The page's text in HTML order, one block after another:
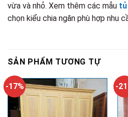
vừa và nhỏ. Xem thêm các mẫu tủ
chọn kiểu chia ngăn phù hợp nhu
SẢN PHẨM TƯƠNG TỰ
-17% -